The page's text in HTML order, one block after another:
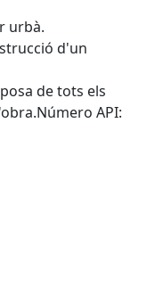
urbà.
d'un
de tots els
API: